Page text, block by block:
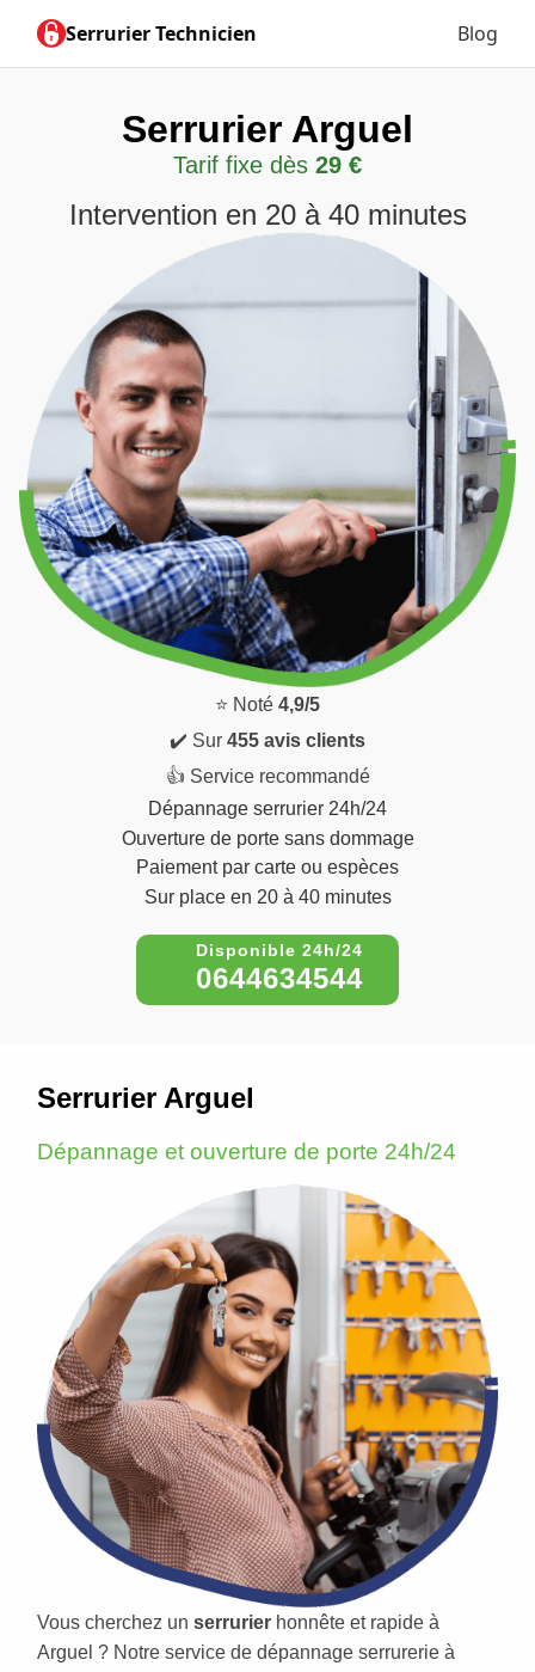
Serrurier Technicien Blog
Serrurier Arguel
Tarif fixe dès 29 €
Intervention en 20 à 40 minutes
⭐ Noté 4,9/5
✔️ Sur 455 avis clients
👍 Service recommandé
Dépannage serrurier 24h/24
Ouverture de porte sans dommage
Paiement par carte ou espèces
Sur place en 20 à 40 minutes
0644634544
Serrurier Arguel
Dépannage et ouverture de porte 24h/24
Vous cherchez un serrurier honnête et rapide à
Arguel ? Notre service de dépannage serrurerie à